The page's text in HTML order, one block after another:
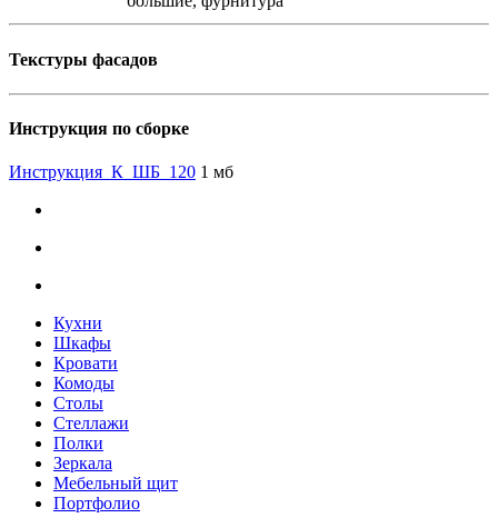
Текстуры фасадов
Инструкция по сборке
Инструкция_К_ШБ_120 1 мб
Кухни
Шкафы
Кровати
Комоды
Столы
Стеллажи
Полки
Зеркала
Мебельный щит
Портфолио